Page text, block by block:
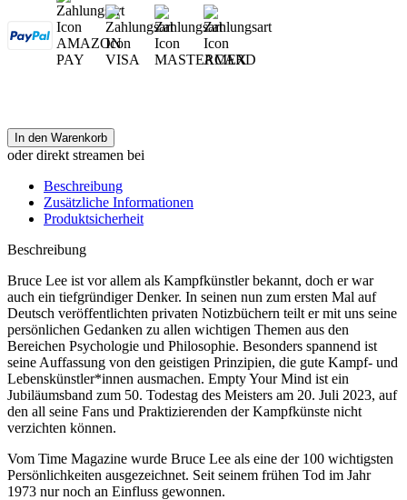
In den Warenkorb
oder direkt streamen bei
Beschreibung
Zusätzliche Informationen
Produktsicherheit
Beschreibung
Bruce Lee ist vor allem als Kampfkünstler bekannt, doch er war
auch ein tiefgründiger Denker. In seinen nun zum ersten Mal auf
Deutsch veröffentlichten privaten Notizbüchern teilt er mit uns seine
persönlichen Gedanken zu allen wichtigen Themen aus den
Bereichen Psychologie und Philosophie. Besonders spannend ist
seine Auffassung von den geistigen Prinzipien, die gute Kampf- und
Lebenskünstler*innen ausmachen. Empty Your Mind ist ein
Jubiläumsband zum 50. Todestag des Meisters am 20. Juli 2023, auf
den all seine Fans und Praktizierenden der Kampfkünste nicht
verzichten können.
Vom Time Magazine wurde Bruce Lee als eine der 100 wichtigsten
Persönlichkeiten ausgezeichnet. Seit seinem frühen Tod im Jahr
1973 nur noch an Einfluss gewonnen.